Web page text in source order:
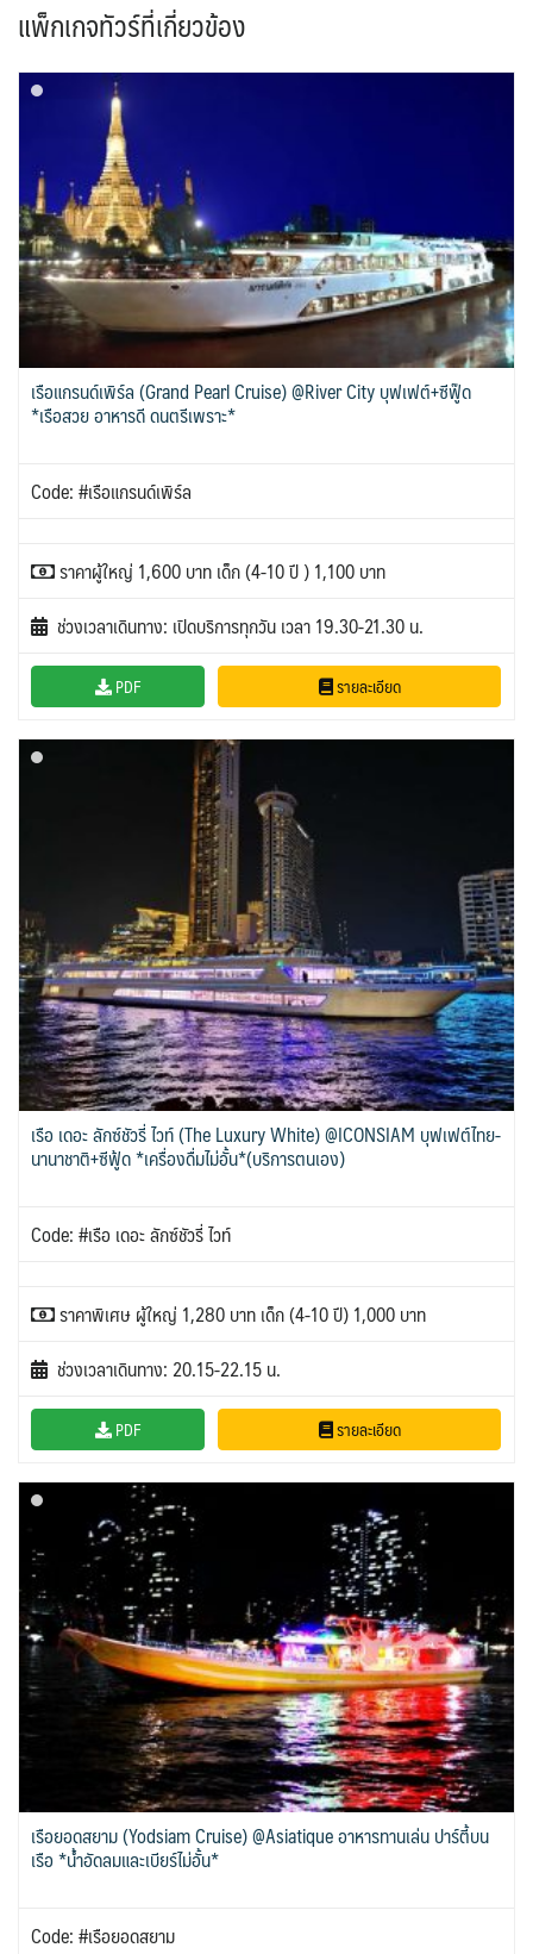
แพ็กเกจทัวร์ที่เกี่ยวข้อง
เรือแกรนด์เพิร์ล (Grand Pearl Cruise) @River City บุฟเฟต์+ซีฟู๊ด
*เรือสวย อาหารดี ดนตรีเพราะ*
Code: #เรือแกรนด์เพิร์ล
ราคาผู้ใหญ่ 1,600 บาท เด็ก (4-10 ปี ) 1,100 บาท
ช่วงเวลาเดินทาง: เปิดบริการทุกวัน เวลา 19.30-21.30 น.
PDF รายละเอียด
เรือ เดอะ ลักซ์ชัวรี่ ไวท์ (The Luxury White) @ICONSIAM บุฟเฟต์ไทย-
นานาชาติ+ซีฟู้ด *เครื่องดื่มไม่อั้น*(บริการตนเอง)
Code: #เรือ เดอะ ลักซ์ชัวรี่ ไวท์
ราคาพิเศษ ผู้ใหญ่ 1,280 บาท เด็ก (4-10 ปี) 1,000 บาท
ช่วงเวลาเดินทาง: 20.15-22.15 น.
PDF รายละเอียด
เรือยอดสยาม (Yodsiam Cruise) @Asiatique อาหารทานเล่น ปาร์ตี้บน
เรือ *น้ำอัดลมและเบียร์ไม่อั้น*
Code: #เรือยอดสยาม